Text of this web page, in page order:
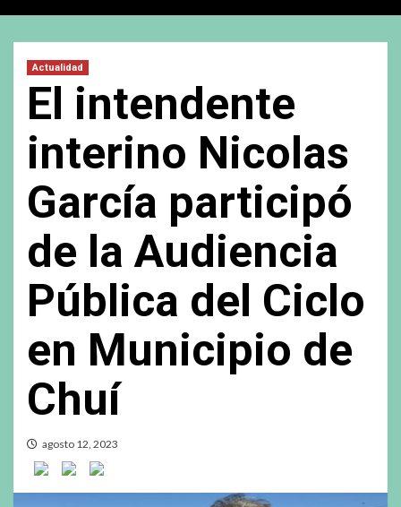
Actualidad
El intendente
interino Nicolas
García participó
de la Audiencia
Pública del Ciclo
en Municipio de
Chuí
agosto 12, 2023